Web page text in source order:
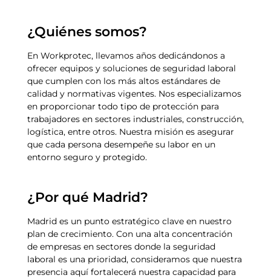
¿Quiénes somos?
En Workprotec, llevamos años dedicándonos a
ofrecer equipos y soluciones de seguridad laboral
que cumplen con los más altos estándares de
calidad y normativas vigentes. Nos especializamos
en proporcionar todo tipo de protección para
trabajadores en sectores industriales, construcción,
logística, entre otros. Nuestra misión es asegurar
que cada persona desempeñe su labor en un
entorno seguro y protegido.
¿Por qué Madrid?
Madrid es un punto estratégico clave en nuestro
plan de crecimiento. Con una alta concentración
de empresas en sectores donde la seguridad
laboral es una prioridad, consideramos que nuestra
presencia aquí fortalecerá nuestra capacidad para